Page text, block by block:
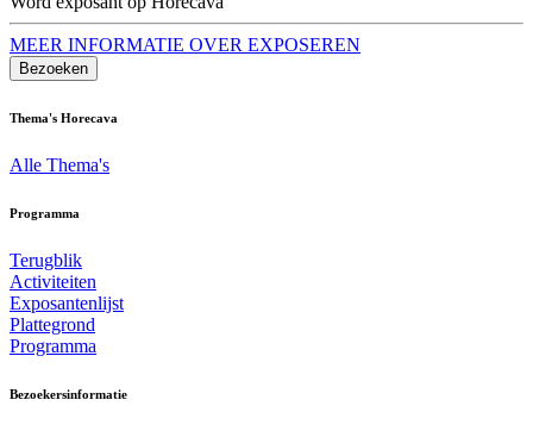
MEER INFORMATIE OVER EXPOSEREN
Bezoeken
Thema's Horecava
Alle Thema's
Programma
Terugblik
Activiteiten
Exposantenlijst
Plattegrond
Programma
Bezoekersinformatie